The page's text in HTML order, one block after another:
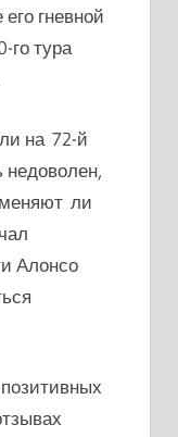
гневной
го тура
на 72-й
ли
Алонсо